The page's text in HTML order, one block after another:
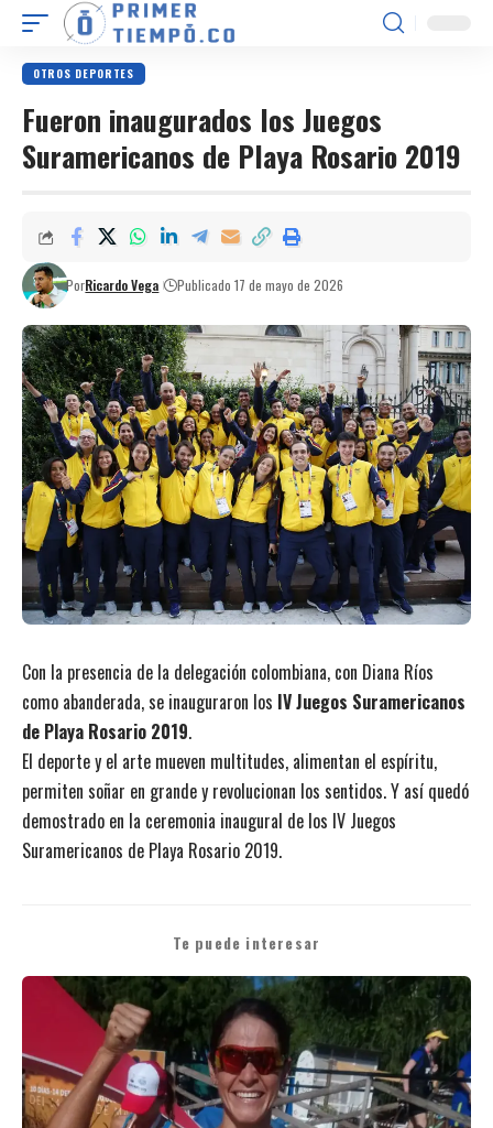
OTROS DEPORTES
Fueron inaugurados los Juegos
Suramericanos de Playa Rosario 2019
PorRicardo Vega Publicado 17 de mayo de 2026
Con la presencia de la delegación colombiana, con Diana Ríos
como abanderada, se inauguraron los IV Juegos Suramericanos
de Playa Rosario 2019.
El deporte y el arte mueven multitudes, alimentan el espíritu,
permiten soñar en grande y revolucionan los sentidos. Y así quedó
demostrado en la ceremonia inaugural de los IV Juegos
Suramericanos de Playa Rosario 2019.
Te puede interesar